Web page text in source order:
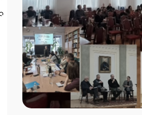
Poczta ibl.waw.pl
Kontakt